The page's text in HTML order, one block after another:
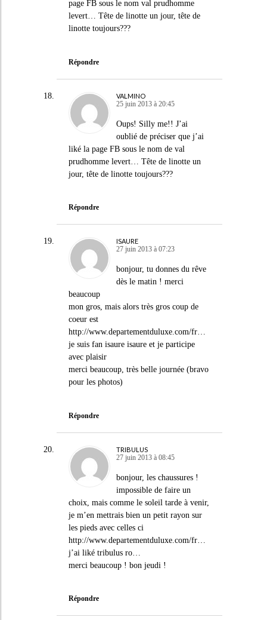
page FB sous le nom val prudhomme
levert… Tête de linotte un jour, tête de
linotte toujours???
Répondre
VALMINO
25 juin 2013 à 20:45
Oups! Silly me!! J’ai
oublié de préciser que j’ai
liké la page FB sous le nom de val
prudhomme levert… Tête de linotte un
jour, tête de linotte toujours???
Répondre
ISAURE
27 juin 2013 à 07:23
bonjour, tu donnes du rêve
dès le matin ! merci
beaucoup
mon gros, mais alors très gros coup de
coeur est
http://www.departementduluxe.com/fr…
je suis fan isaure isaure et je participe
avec plaisir
merci beaucoup, très belle journée (bravo
pour les photos)
Répondre
TRIBULUS
27 juin 2013 à 08:45
bonjour, les chaussures !
impossible de faire un
choix, mais comme le soleil tarde à venir,
je m’en mettrais bien un petit rayon sur
les pieds avec celles ci
http://www.departementduluxe.com/fr…
j’ai liké tribulus ro…
merci beaucoup ! bon jeudi !
Répondre